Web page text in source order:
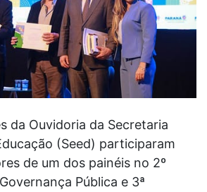
da Ouvidoria da Secretaria
(Seed) participaram
de um dos painéis no 2º
Pública e 3ª